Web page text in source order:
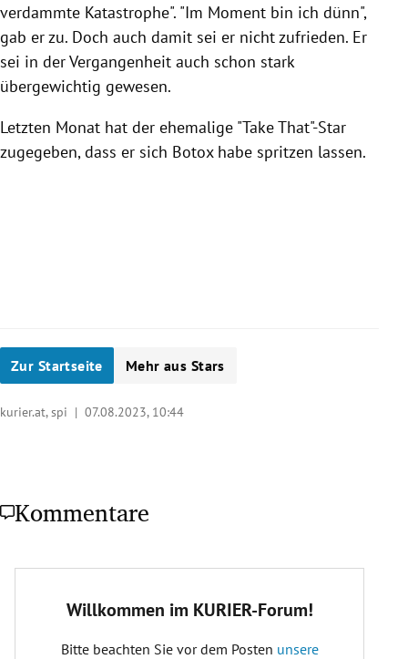
verdammte Katastrophe". "Im Moment bin ich dünn",
gab er zu. Doch auch damit sei er nicht zufrieden. Er
sei in der Vergangenheit auch schon stark
übergewichtig gewesen.
Letzten Monat hat der ehemalige "Take That"-Star
zugegeben, dass er sich Botox habe spritzen lassen.
Zur Startseite Mehr aus Stars
kurier.at, spi | 07.08.2023, 10:44
Kommentare